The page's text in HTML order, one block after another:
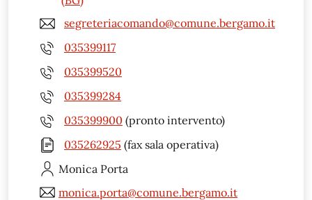
segreteriacomando@comune.bergamo.it
035399117
035399520
035399284
035399900 (pronto intervento)
035262925 (fax sala operativa)
Monica Porta
monica.porta@comune.bergamo.it